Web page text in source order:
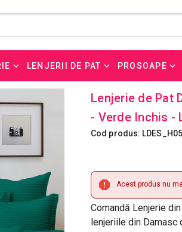
LENJERII DE PAT PROSOAPE
Lenjerie de Pat
- Verde Inchis -
Cod produs:
Acest produs nu
Comandă Lenjerie
lenjeriile din Damasc